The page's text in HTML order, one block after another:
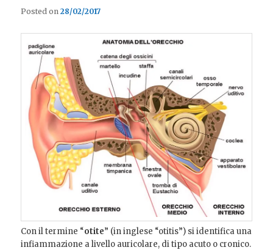
Posted on28/02/2017
Con il termine “otite” (in inglese “otitis”) si identifica una
infiammazione a livello auricolare, di tipo acuto o cronico.